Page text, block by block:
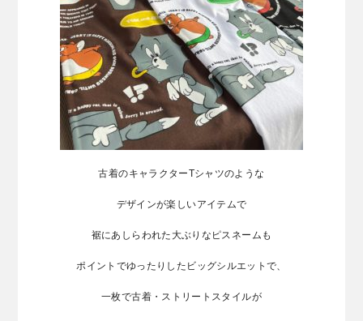
古着のキャラクターTシャツのような
デザインが楽しいアイテムで
裾にあしらわれた大ぶりなピスネームも
ポイントでゆったりしたビッグシルエットで、
一枚で古着・ストリートスタイルが